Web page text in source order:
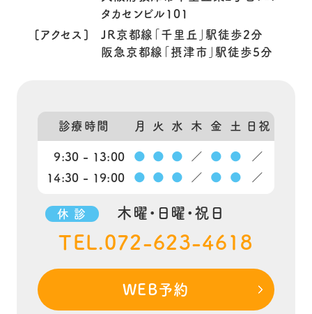
タカセンビル101
[アクセス]
JR京都線「千里丘」駅徒歩2分
阪急京都線「摂津市」駅徒歩5分
診療時間 月 火 水 木 金 土 日祝
9:30 - 13:00 ● ● ● ／ ● ●
／
14:30 - 19:00
● ● ● ／ ● ● ／
休 診 木曜・日曜・祝日
TEL.072-623-4618
WEB予約